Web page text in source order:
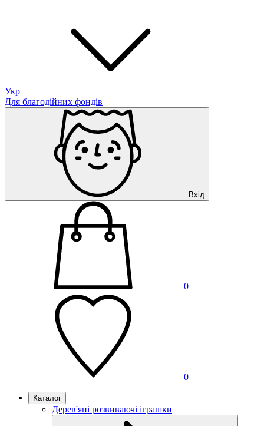
Укр
Для благодійних фондів
Вхід
0
0
Каталог
Дерев'яні розвиваючі іграшки